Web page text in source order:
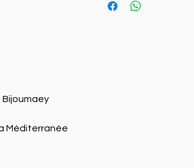
Bijoumaey
Méditerranée